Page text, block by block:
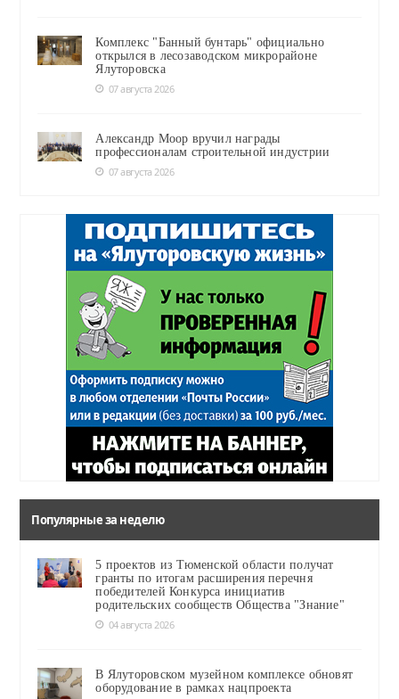
Комплекс "Банный бунтарь" официально
открылся в лесозаводском микрорайоне
Ялуторовска
07 августа 2026
Александр Моор вручил награды
профессионалам строительной индустрии
07 августа 2026
Популярные за неделю
5 проектов из Тюменской области получат
гранты по итогам расширения перечня
победителей Конкурса инициатив
родительских сообществ Общества "Знание"
04 августа 2026
В Ялуторовском музейном комплексе обновят
оборудование в рамках нацпроекта